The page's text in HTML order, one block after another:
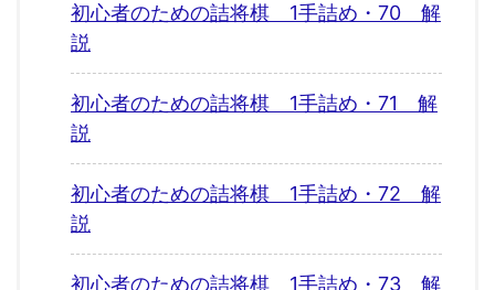
初心者のための詰将棋 1手詰め・70 解
説
初心者のための詰将棋 1手詰め・71 解
説
初心者のための詰将棋 1手詰め・72 解
説
初心者のための詰将棋 1手詰め・73 解